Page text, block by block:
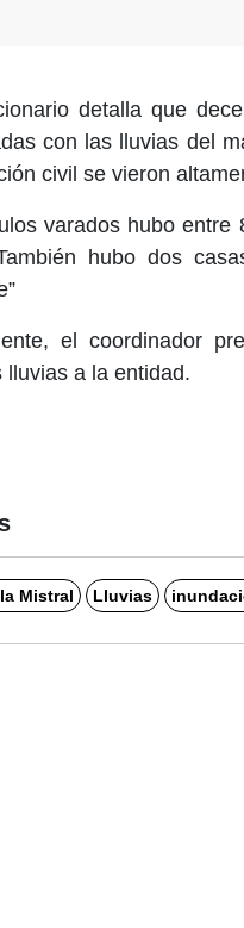
detalla que
con las lluvias del
civil se vieron
varados hubo
hubo dos
el coordinador
lluvias a la entidad.
Mistral Lluvias